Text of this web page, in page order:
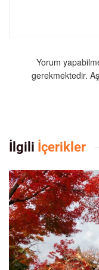
Yorum
gerekmektedir.
İlgili İçerikler